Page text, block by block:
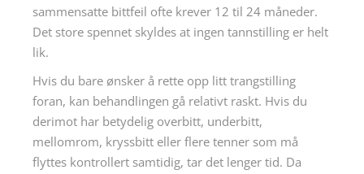
sammensatte bittfeil ofte krever 12 til 24 måneder.
Det store spennet skyldes at ingen tannstilling er helt
lik.
Hvis du bare ønsker å rette opp litt trangstilling
foran, kan behandlingen gå relativt raskt. Hvis du
derimot har betydelig overbitt, underbitt,
mellomrom, kryssbitt eller flere tenner som må
flyttes kontrollert samtidig, tar det lenger tid. Da